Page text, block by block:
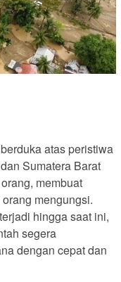
atas peristiwa
Sumatera Barat
membuat
mengungsi.
hingga saat ini,
segera
dengan cepat dan